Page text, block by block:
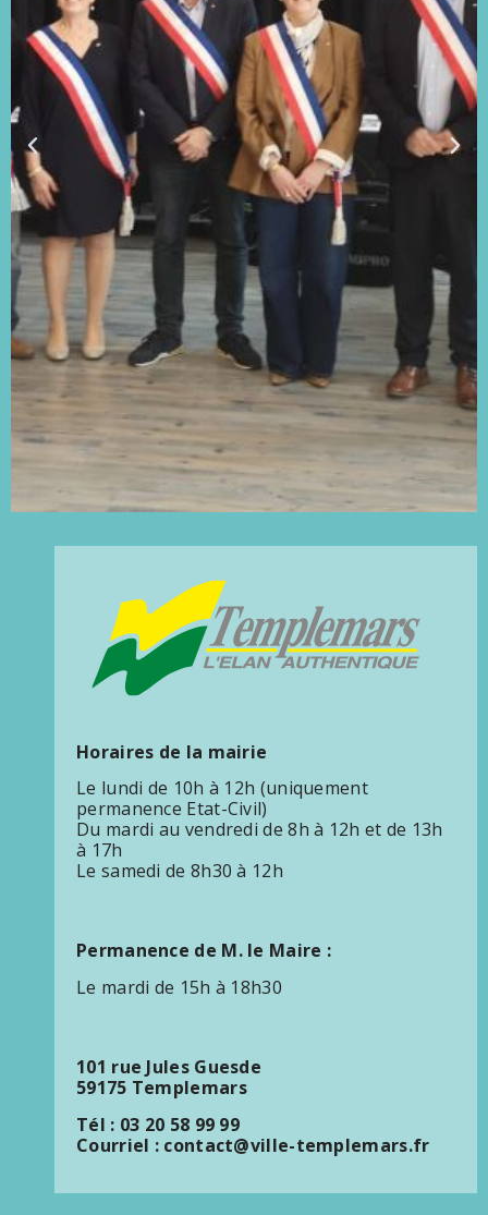
Horaires de la mairie
Le lundi de 10h à 12h (uniquement
permanence Etat-Civil)
Du mardi au vendredi de 8h à 12h et de 13h
à 17h
Le samedi de 8h30 à 12h
Permanence de M. le Maire :
Le mardi de 15h à 18h30
101 rue Jules Guesde
59175 Templemars
Tél : 03 20 58 99 99
Courriel : contact@ville-templemars.fr